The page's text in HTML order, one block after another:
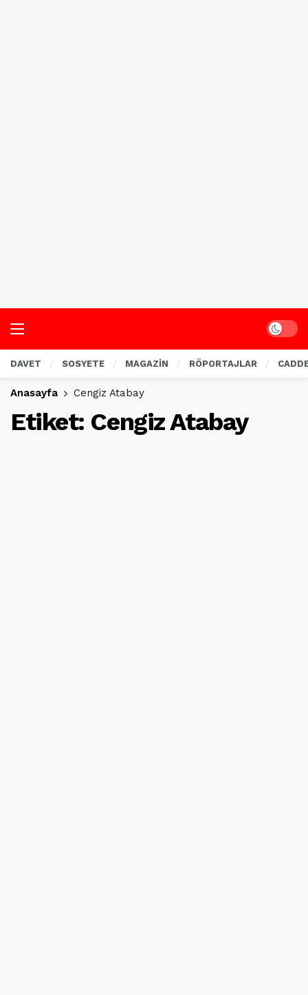
Dark
DAVET SOSYETE MAGAZİN RÖPORTAJLAR
Anasayfa Cengiz Atabay
Etiket: Cengiz Atabay